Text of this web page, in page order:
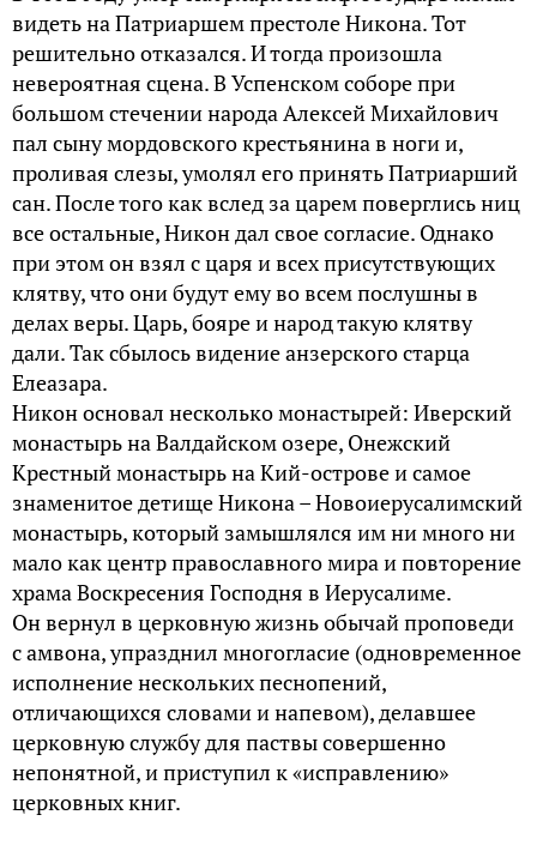
видеть на Патриаршем престоле Никона. Тот
решительно отказался. И тогда произошла
невероятная сцена. В Успенском соборе при
большом стечении народа Алексей Михайлович
пал сыну мордовского крестьянина в ноги и,
проливая слезы, умолял его принять Патриарший
сан. После того как вслед за царем поверглись ниц
все остальные, Никон дал свое согласие. Однако
при этом он взял с царя и всех присутствующих
клятву, что они будут ему во всем послушны в
делах веры. Царь, бояре и народ такую клятву
дали. Так сбылось видение анзерского старца
Елеазара.
Никон основал несколько монастырей: Иверский
монастырь на Валдайском озере, Онежский
Крестный монастырь на Кий-острове и самое
знаменитое детище Никона – Новоиерусалимский
монастырь, который замышлялся им ни много ни
мало как центр православного мира и повторение
храма Воскресения Господня в Иерусалиме.
Он вернул в церковную жизнь обычай проповеди
с амвона, упразднил многогласие (одновременное
исполнение нескольких песнопений,
отличающихся словами и напевом), делавшее
церковную службу для паствы совершенно
непонятной, и приступил к «исправлению»
церковных книг.